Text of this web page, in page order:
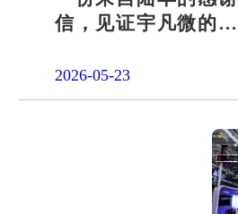
信，见证宇凡微的社
2026-05-23